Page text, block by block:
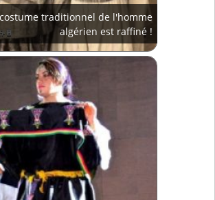
traditionnel de l'homme
algérien est raffiné !